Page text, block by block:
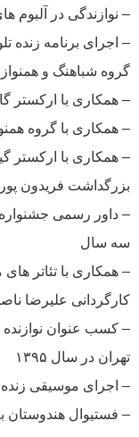
– نوازندگی در آلبوم
گروه شباهنگ و
– همکاری با ارکستر گات
– همکاری با گروه
– همکاری با ارکستر
بزرگداشت فریدون پور
سه سال
– همکاری با تئاتر
کارگردانی علیرضا
– کسب عنوان
تهران در سال ۱۳۹۵
– اجرای موسیقی زنده
– فستیوال